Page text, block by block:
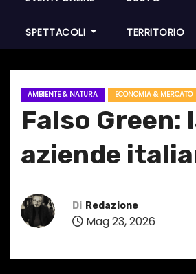
SPETTACOLI TERRITORIO
AMBIENTE & NATURA ECONOMIA & MERCATO
Falso Green:
aziende
Di Redazione
Mag 23, 2026